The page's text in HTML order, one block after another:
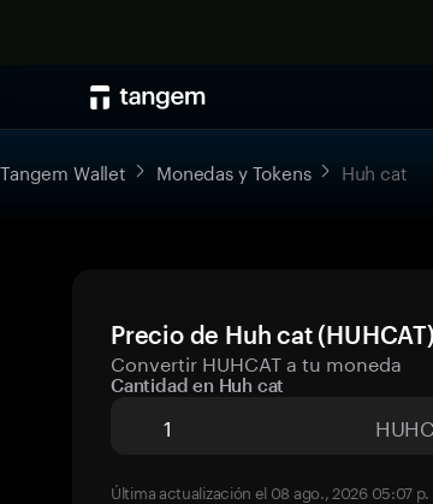
Tangem Wallet Monedas y Tokens Huh cat
Precio de Huh cat
Convertir HUHCAT a tu moneda
Cantidad en Huh cat
Última actualización el 08 ago., 2026 05:07